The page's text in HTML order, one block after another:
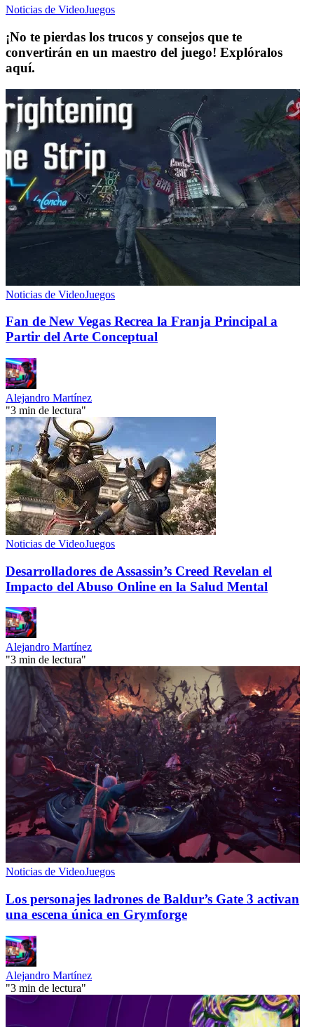
Noticias de VideoJuegos
¡No te pierdas los trucos y consejos que te
convertirán en un maestro del juego! Explóralos
aquí.
Noticias de VideoJuegos
Fan de New Vegas Recrea la Franja Principal a
Partir del Arte Conceptual
Alejandro Martínez
"3 min de lectura"
Noticias de VideoJuegos
Desarrolladores de Assassin’s Creed Revelan el
Impacto del Abuso Online en la Salud Mental
Alejandro Martínez
"3 min de lectura"
Noticias de VideoJuegos
Los personajes ladrones de Baldur’s Gate 3 activan
una escena única en Grymforge
Alejandro Martínez
"3 min de lectura"